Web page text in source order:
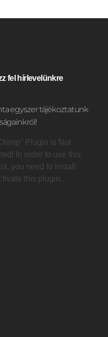
fel hírlevelünkre
egyszer tájékoztatunk
Plugin is Not
In order to use this
you need to install
this plugin.